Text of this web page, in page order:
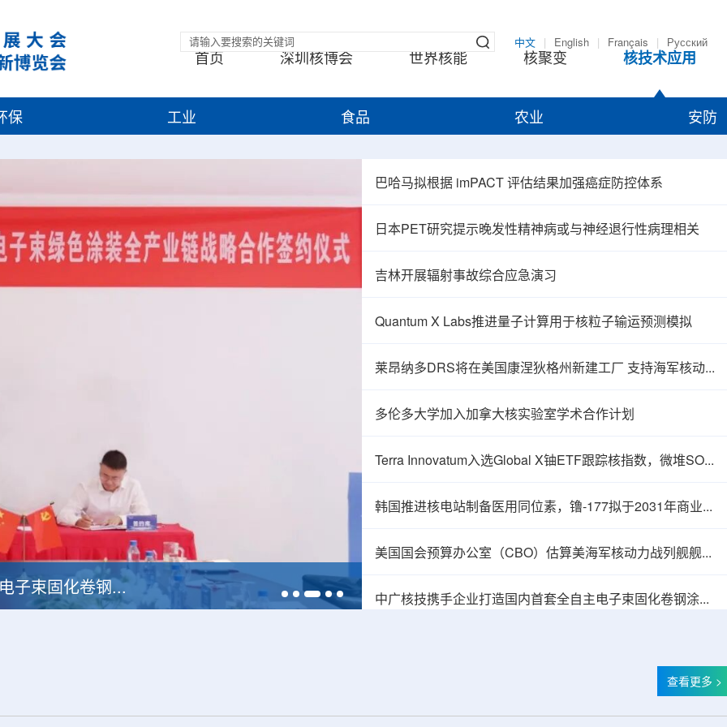
中文 English Français Русский
首页 深圳核博会 世界核能 核聚变 核技术应用
保 工业 食品 农业 安防
中广核达胜携手浙江嘉广束 打造国内首套全自主电子束固化卷钢涂装产业链 塞内加尔寻求利用核能提升农业生产力
巴哈马拟根据 imPACT 评估结果加强癌症防控体系
日本PET研究提示晚发性精神病或与神经退行性病理相关
吉林开展辐射事故综合应急演习
Quantum X Labs推进量子计算用于核粒子输运预测模拟
莱昂纳多DRS将在美国康涅狄格州新建工厂 支持海军核动力推进相关业务增长
多伦多大学加入加拿大核实验室学术合作计划
Terra Innovatum入选Global X铀ETF跟踪核指数，微堆SOLO™获被动资金曝光
韩国推进核电站制备医用同位素，镥-177拟于2031年商业化生产
美国国会预算办公室（CBO）估算美海军核动力战列舰舰队总成本2750亿美元
中广核技携手企业打造国内首套全自主电子束固化卷钢涂装产业链
查看更多 >